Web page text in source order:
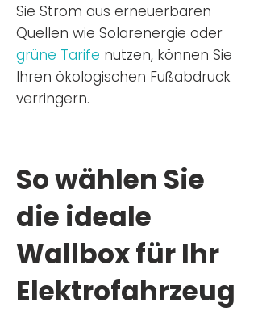
Sie Strom aus erneuerbaren
Quellen wie Solarenergie oder
grüne Tarife nutzen, können Sie
Ihren ökologischen Fußabdruck
verringern.
So wählen Sie
die ideale
Wallbox für Ihr
Elektrofahrzeug